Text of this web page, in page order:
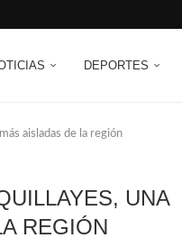
DEPORTES
aisladas de la región
UNA
REGIÓN